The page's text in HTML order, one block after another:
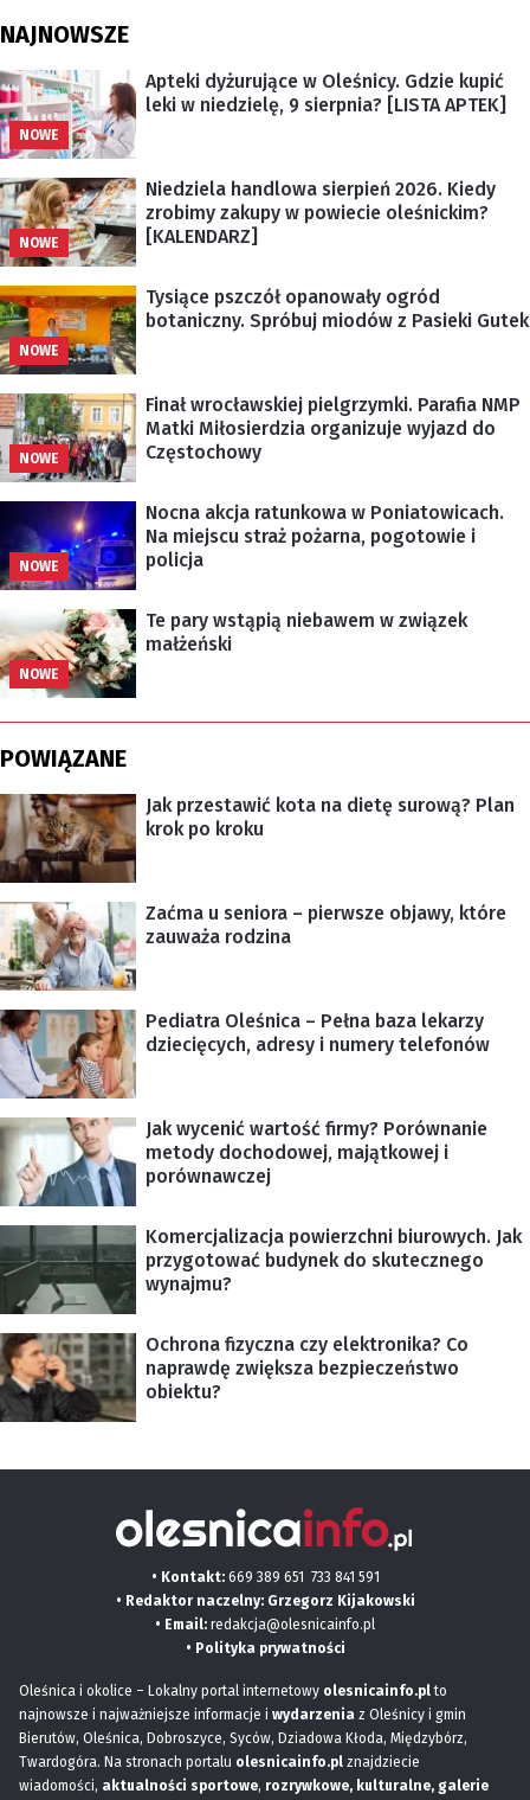
NAJNOWSZE
NOWE
Apteki dyżurujące w Oleśnicy. Gdzie kupić
leki w niedzielę, 9 sierpnia? [LISTA APTEK]
NOWE
Niedziela handlowa sierpień 2026. Kiedy
zrobimy zakupy w powiecie oleśnickim?
[KALENDARZ]
NOWE
Tysiące pszczół opanowały ogród
botaniczny. Spróbuj miodów z Pasieki Gutek
NOWE
Finał wrocławskiej pielgrzymki. Parafia NMP
Matki Miłosierdzia organizuje wyjazd do
Częstochowy
NOWE
Nocna akcja ratunkowa w Poniatowicach.
Na miejscu straż pożarna, pogotowie i
policja
NOWE
Te pary wstąpią niebawem w związek
małżeński
POWIĄZANE
Jak przestawić kota na dietę surową? Plan
krok po kroku
Zaćma u seniora – pierwsze objawy, które
zauważa rodzina
Pediatra Oleśnica – Pełna baza lekarzy
dziecięcych, adresy i numery telefonów
Jak wycenić wartość firmy? Porównanie
metody dochodowej, majątkowej i
porównawczej
Komercjalizacja powierzchni biurowych. Jak
przygotować budynek do skutecznego
wynajmu?
Ochrona fizyczna czy elektronika? Co
naprawdę zwiększa bezpieczeństwo
obiektu?
• Kontakt: 669 389 651 733 841 591
• Redaktor naczelny: Grzegorz Kijakowski
• Email: redakcja@olesnicainfo.pl
• Polityka prywatności
Oleśnica i okolice – Lokalny portal internetowy olesnicainfo.plto
najnowsze i najważniejsze informacje i wydarzenia z Oleśnicy i gmin
Bierutów, Oleśnica, Dobroszyce, Syców, Dziadowa Kłoda, Międzybórz,
Twardogóra. Na stronach portalu olesnicainfo.pl znajdziecie
wiadomości, aktualności sportowe, rozrywkowe, kulturalne, galerie